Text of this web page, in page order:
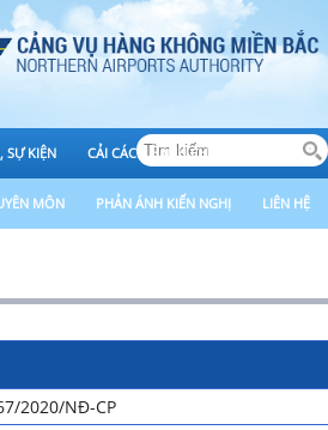
SỰ KIỆN CẢI CÁCH HÀNH CHÍNH
MÔN PHẢN ÁNH KIẾN NGHỊ LIÊN HỆ
2020/NĐ-CP